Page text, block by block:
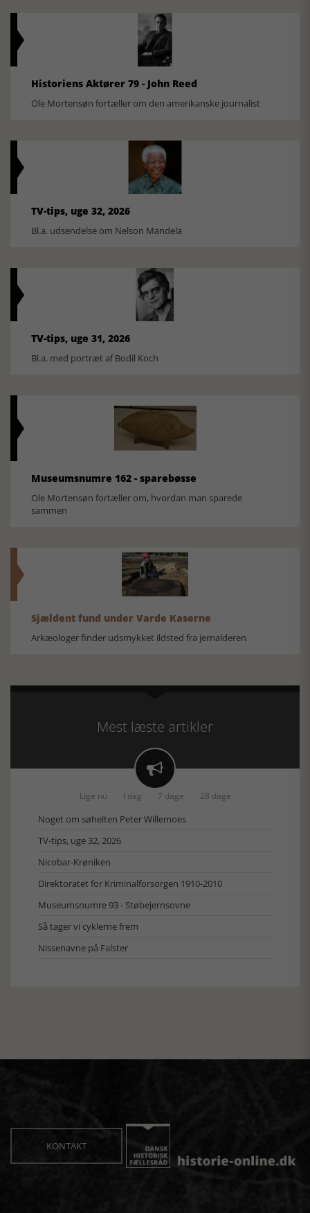
Historiens Aktører 79 - John Reed
Ole Mortensøn fortæller om den amerikanske journalist
TV-tips, uge 32, 2026
Bl.a. udsendelse om Nelson Mandela
TV-tips, uge 31, 2026
Bl.a. med portræt af Bodil Koch
Museumsnumre 162 - sparebøsse
Ole Mortensøn fortæller om, hvordan man sparede
sammen
Sjældent fund under Varde Kaserne
Arkæologer finder udsmykket ildsted fra jernalderen
Mest læste artikler

Lige nu I dag 7 dage 28 dage
Noget om søhelten Peter Willemoes
TV-tips, uge 32, 2026
Nicobar-Krøniken
Direktoratet for Kriminalforsorgen 1910-2010
Museumsnumre 93 - Støbejernsovne
Så tager vi cyklerne frem
Nissenavne på Falster
KONTAKT